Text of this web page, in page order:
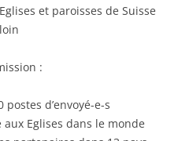
et paroisses de Suisse
:
d’envoyé-e-s
Eglises dans le monde